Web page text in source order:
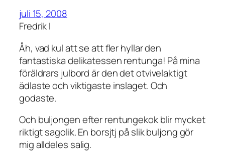
juli 15, 2008
Fredrik I
Åh, vad kul att se att fler hyllar den
fantastiska delikatessen rentunga! På mina
föräldrars julbord är den det otvivelaktigt
ädlaste och viktigaste inslaget. Och
godaste.
Och buljongen efter rentungekok blir mycket
riktigt sagolik. En borsjtj på slik buljong gör
mig alldeles salig.